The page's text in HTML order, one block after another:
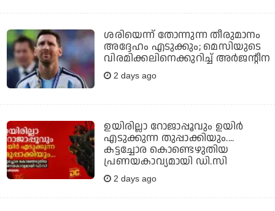
ശരിയെന്ന് തോന്നുന്ന തീരുമാനം
അദ്ദേഹം എടുക്കും; മെസിയുടെ
വിരമിക്കലിനെക്കുറിച്ച് അര്‍ജന്റീന
2 days ago
ഉയിരില്ലാ റോജാപ്പൂവും ഉയിര്‍
എടുക്കുന്ന തുപ്പാക്കിയും....
കട്ടച്ചോര കൊണ്ടെഴുതിയ
പ്രണയകാവ്യമായി ഡി.സി
2 days ago